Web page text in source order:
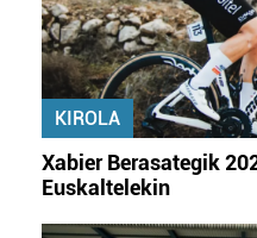
KIROLA
Xabier Berasategik
Euskaltelekin